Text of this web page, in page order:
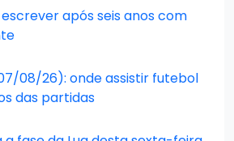
após seis anos com
08/26): onde assistir futebol
das partidas